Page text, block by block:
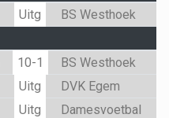
Uitg
BS Westhoek
10-1 BS Westhoek
Uitg DVK Egem
Uitg
Damesvoetbal